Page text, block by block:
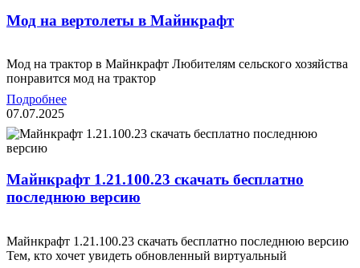
Мод на вертолеты в Майнкрафт
Мод на трактор в Майнкрафт Любителям сельского хозяйства
понравится мод на трактор
Подробнее
07.07.2025
Mайнкрафт 1.21.100.23 скачать бесплатно
последнюю версию
Mайнкрафт 1.21.100.23 скачать бесплатно последнюю версию
Тем, кто хочет увидеть обновленный виртуальный